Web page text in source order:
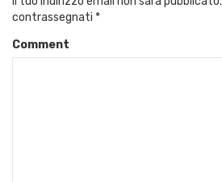
contrassegnati *
Comment